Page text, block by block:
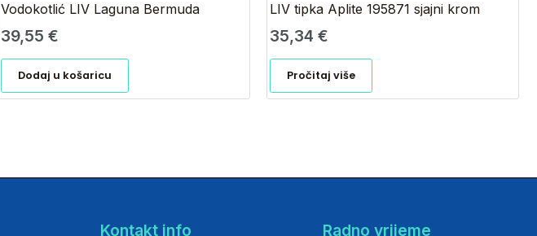
Vodokotlić LIV Laguna Bermuda
39,55€
Dodaj u košaricu
LIV tipka Aplite 195871 sjajni krom
35,34€
Pročitaj više
Kontakt info Radno vrijeme